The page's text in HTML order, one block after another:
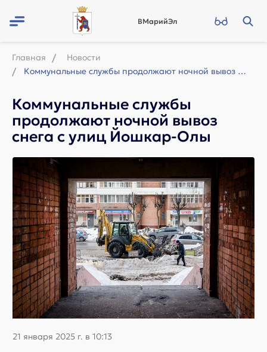
ВМарийЭл
Главная
Новости
Коммунальные службы продолжают ночной вывоз снега с улиц Йошкар-Олы
Коммунальные службы
продолжают ночной вывоз
снега с улиц Йошкар-Олы
21 января 2025 г. в 10:13